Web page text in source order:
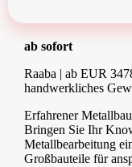
ab sofort
Raaba | ab EUR
handwerkliches
Erfahrener
Bringen Sie Ihr
Metallbearbeitung
Großbauteile für